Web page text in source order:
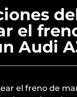
el
Audi
el freno de